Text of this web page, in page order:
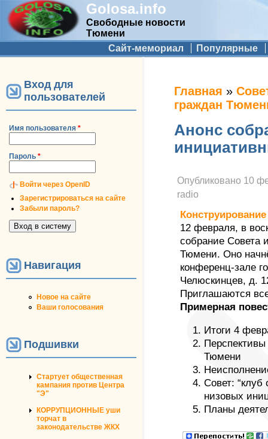
Golosa.info
Свободные новости
Тюмени
Дополнительное меню
Сайт-мемориал Популярные
Вход для
пользователей
Имя пользователя *
Пароль *
Войти через OpenID
Зарегистрироваться на сайте
Забыли пароль?
Навигация
Новое на сайте
Ваши голосования
Подшивки
Стартует общественная
кампания против Центра
"Э"
КОРРУПЦИОННЫЕ уши
торчат в
законодательстве ЖКХ
Вы здесь
Главная »
граждан
Анонс
Опубликовано 10
radio
12 февраля, в
собрание Совета
Тюмени. Оно
конференц-зале
Челюскинцев, д.
Приглашаются
Примерная
Итоги 4
Тюмени
Совет: “клуб
низовых
Планы